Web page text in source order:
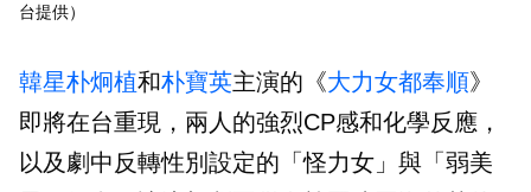
台提供）
韓星朴炯植和朴寶英主演的《大力女都奉順》
即將在台重現，兩人的強烈CP感和化學反應，
以及劇中反轉性別設定的「怪力女」與「弱美